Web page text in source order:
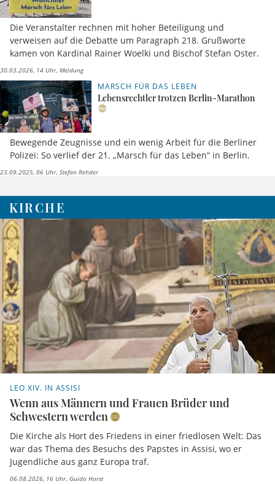
Die Veranstalter rechnen mit hoher Beteiligung und
verweisen auf die Debatte um Paragraph 218. Grußworte
kamen von Kardinal Rainer Woelki und Bischof Stefan Oster.
30.03.2026, 14 Uhr Meldung
MARSCH FÜR DAS LEBEN
Lebensrechtler trotzen Berlin-Marathon
Bewegende Zeugnisse und ein wenig Arbeit für die Berliner
Polizei: So verlief der 21. „Marsch für das Leben“ in Berlin.
23.09.2025, 06 Uhr Stefan Rehder
KIRCHE
LEO XIV. IN ASSISI
Wenn aus Männern und Frauen Brüder und
Schwestern werden
Die Kirche als Hort des Friedens in einer friedlosen Welt: Das
war das Thema des Besuchs des Papstes in Assisi, wo er
Jugendliche aus ganz Europa traf.
06.08.2026, 16 Uhr Guido Horst